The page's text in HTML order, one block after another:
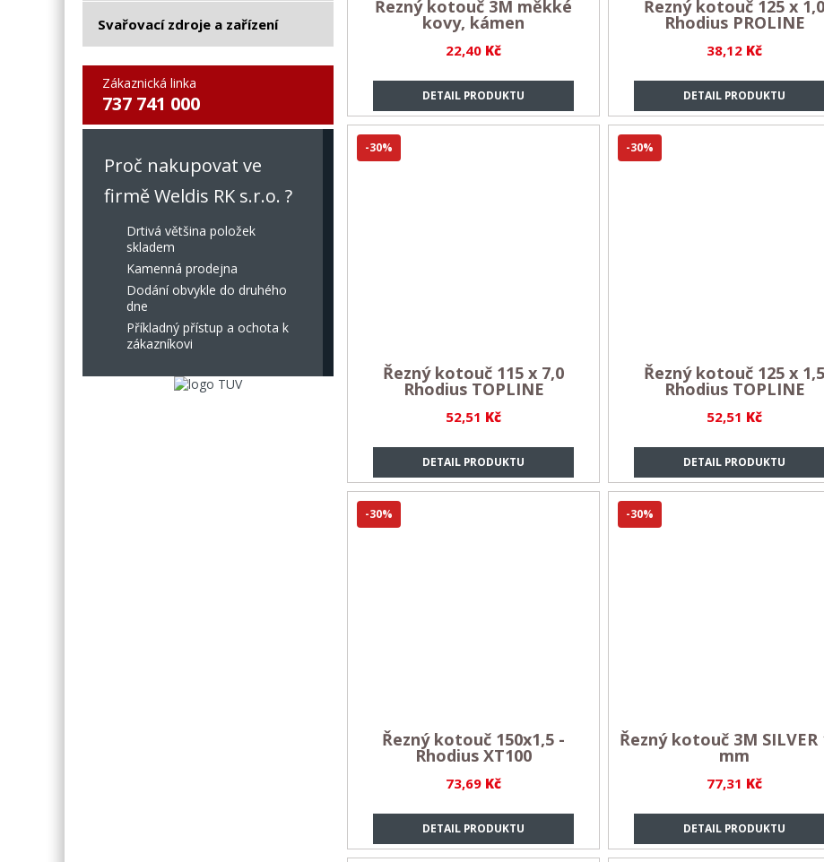
Svařovací zdroje a zařízení
Zákaznická linka
737 741 000
Proč nakupovat ve
firmě Weldis RK s.r.o. ?
Drtivá většina položek
skladem
Kamenná prodejna
Dodání obvykle do druhého
dne
Příkladný přístup a ochota k
zákazníkovi
22,40 Kč
DETAIL PRODUKTU
Řezný kotouč 3M měkké
kovy, kámen
38,12 Kč
DETAIL PRODUKTU
Řezný kotouč 125 x 1,0
Rhodius PROLINE
52,51 Kč
DETAIL PRODUKTU
Řezný kotouč 115 x 7,0
Rhodius TOPLINE
-30%
52,51 Kč
DETAIL PRODUKTU
Řezný kotouč 125 x 1,5
Rhodius TOPLINE
-30%
73,69 Kč
DETAIL PRODUKTU
Řezný kotouč 150x1,5 -
Rhodius XT100
-30%
77,31 Kč
DETAIL PRODUKTU
Řezný kotouč 3M SILVER
mm
-30%